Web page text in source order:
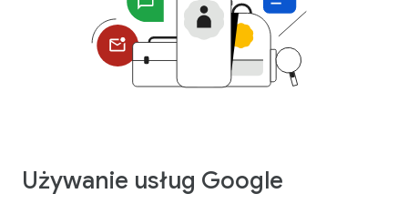
Używanie usług Google